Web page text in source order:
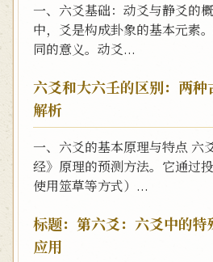
一、六爻基础：动爻与静爻的
中，爻是构成卦象的基本元素
同的意义。动爻...
六爻和大六壬的区别：两
解析
一、六爻的基本原理与特点 六
经》原理的预测方法。它通过
使用筮草等方式）...
标题：第六爻：六爻中的
应用